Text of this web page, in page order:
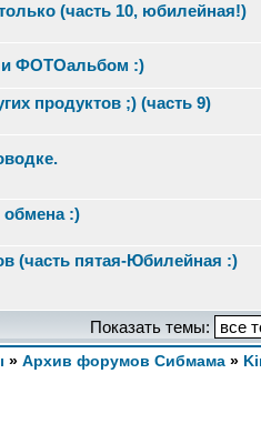
(часть 10, юбилейная!)
и ФОТОальбом :)
продуктов ;) (часть 9)
обмена :)
(часть пятая-Юбилейная :)
Показать темы:
» Архив форумов Сибмама »